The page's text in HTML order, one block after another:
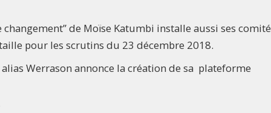
de Moïse Katumbi installe aussi ses
pour les scrutins du 23 décembre 2018.
Werrason annonce la création de sa plateforme